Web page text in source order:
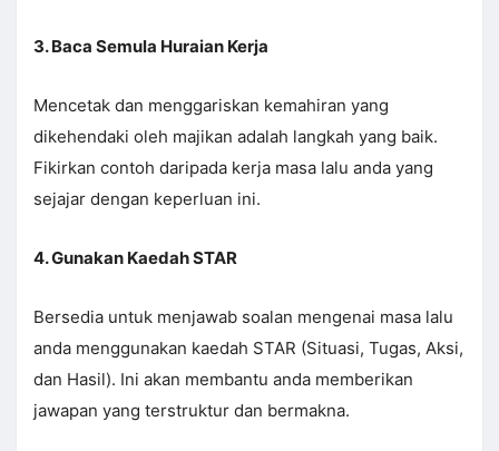
3. Baca Semula Huraian Kerja
Mencetak dan menggariskan kemahiran yang
dikehendaki oleh majikan adalah langkah yang baik.
Fikirkan contoh daripada kerja masa lalu anda yang
sejajar dengan keperluan ini.
4. Gunakan Kaedah STAR
Bersedia untuk menjawab soalan mengenai masa lalu
anda menggunakan kaedah STAR (Situasi, Tugas, Aksi,
dan Hasil). Ini akan membantu anda memberikan
jawapan yang terstruktur dan bermakna.